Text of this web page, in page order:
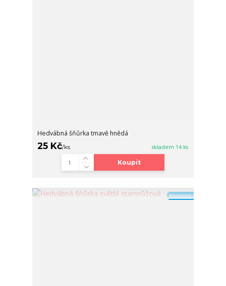
Hedvábná šňůrka tmavě hnědá
25 Kč/ks skladem 14 ks
Koupit
Novinka